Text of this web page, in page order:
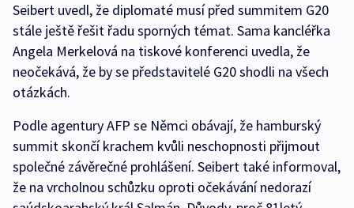
Seibert uvedl, že diplomaté musí před summitem G20
stále ještě řešit řadu sporných témat. Sama kancléřka
Angela Merkelová na tiskové konferenci uvedla, že
neočekává, že by se představitelé G20 shodli na všech
otázkách.
Podle agentury AFP se Němci obávají, že hamburský
summit skončí krachem kvůli neschopnosti přijmout
společné závěrečné prohlášení. Seibert také informoval,
že na vrcholnou schůzku oproti očekávání nedorazí